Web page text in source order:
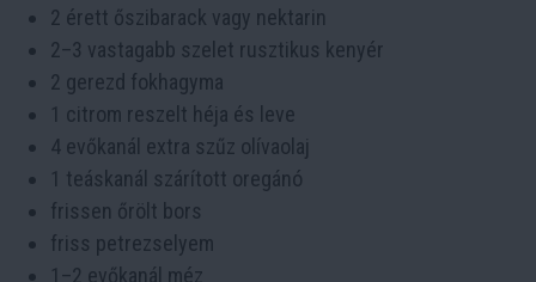
2 érett őszibarack vagy nektarin
2–3 vastagabb szelet rusztikus kenyér
2 gerezd fokhagyma
1 citrom reszelt héja és leve
4 evőkanál extra szűz olívaolaj
1 teáskanál szárított oregánó
frissen őrölt bors
friss petrezselyem
1–2 evőkanál méz